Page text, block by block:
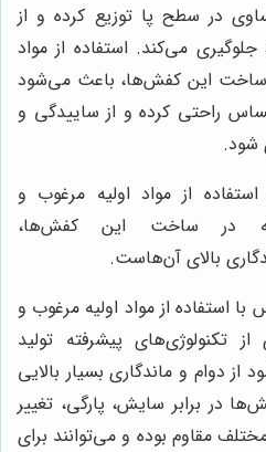
در سطح پا توزیع کرده و از
می‌کند. استفاده از مواد
ساخت این کفش‌ها، باعث می‌شود
راحتی کرده و از ساییدگی و
شود.
استفاده از مواد اولیه مرغوب و
در ساخت این کفش‌ها،
بالای آن‌هاست.
استفاده از مواد اولیه مرغوب و
تکنولوژی‌های پیشرفته تولید
دوام و ماندگاری بسیار بالایی
در برابر سایش، پارگی، تغییر
مقاوم بوده و می‌توانند برای